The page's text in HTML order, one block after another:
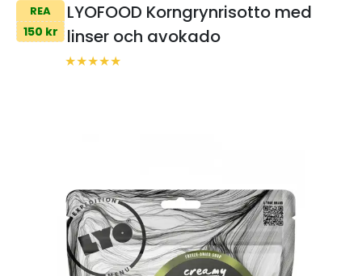
REA
150 kr
LYOFOOD Korngrynrisotto med
linser och avokado